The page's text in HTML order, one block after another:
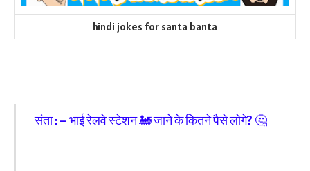
hindi jokes for santa banta
संता : – भाई रेलवे स्टेशन 🚂 जाने के कितने पैसे लोगे? 🤔